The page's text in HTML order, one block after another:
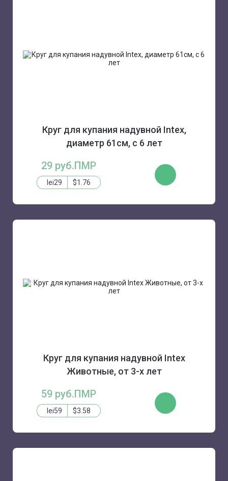
Круг для купания надувной Intex,
диаметр 61см, с 6 лет
29 руб.ПМР
lei29 $1.76
КУПИТЬ
Круг для купания надувной Intex
Животные, от 3-х лет
59 руб.ПМР
lei59 $3.58
КУПИТЬ